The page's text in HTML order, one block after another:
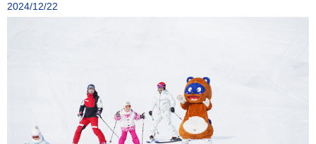
2024/12/22